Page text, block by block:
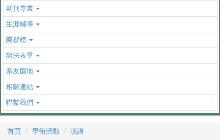
期刊專書
生涯輔導
榮譽榜
辦法表單
系友園地
相關連結
聯繫我們
首頁 學術活動 演講